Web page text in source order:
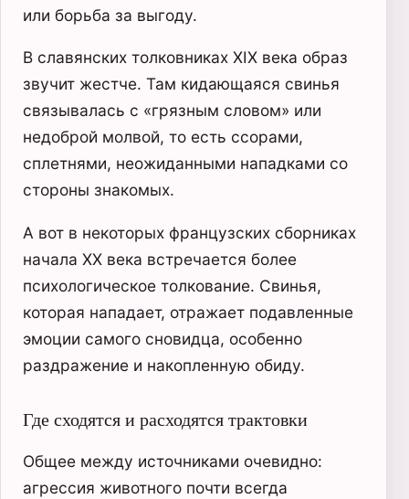
или борьба за выгоду.
В славянских толковниках XIX века образ
звучит жестче. Там кидающаяся свинья
связывалась с «грязным словом» или
недоброй молвой, то есть ссорами,
сплетнями, неожиданными нападками со
стороны знакомых.
А вот в некоторых французских сборниках
начала XX века встречается более
психологическое толкование. Свинья,
которая нападает, отражает подавленные
эмоции самого сновидца, особенно
раздражение и накопленную обиду.
Где сходятся и расходятся трактовки
Общее между источниками очевидно:
агрессия животного почти всегда